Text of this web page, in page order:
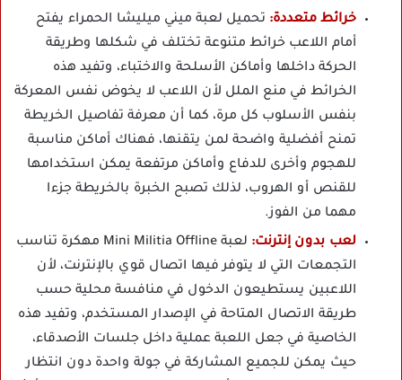
خرائط متعددة: تحميل لعبة ميني ميليشا الحمراء يفتح
أمام اللاعب خرائط متنوعة تختلف في شكلها وطريقة
الحركة داخلها وأماكن الأسلحة والاختباء، وتفيد هذه
الخرائط في منع الملل لأن اللاعب لا يخوض نفس المعركة
بنفس الأسلوب كل مرة، كما أن معرفة تفاصيل الخريطة
تمنح أفضلية واضحة لمن يتقنها، فهناك أماكن مناسبة
للهجوم وأخرى للدفاع وأماكن مرتفعة يمكن استخدامها
للقنص أو الهروب، لذلك تصبح الخبرة بالخريطة جزءا
مهما من الفوز.
لعب بدون إنترنت:
لعبة Mini Militia Offline مهكرة تناسب
التجمعات التي لا يتوفر فيها اتصال قوي بالإنترنت، لأن
اللاعبين يستطيعون الدخول في منافسة محلية حسب
طريقة الاتصال المتاحة في الإصدار المستخدم، وتفيد هذه
الخاصية في جعل اللعبة عملية داخل جلسات الأصدقاء،
حيث يمكن للجميع المشاركة في جولة واحدة دون انتظار